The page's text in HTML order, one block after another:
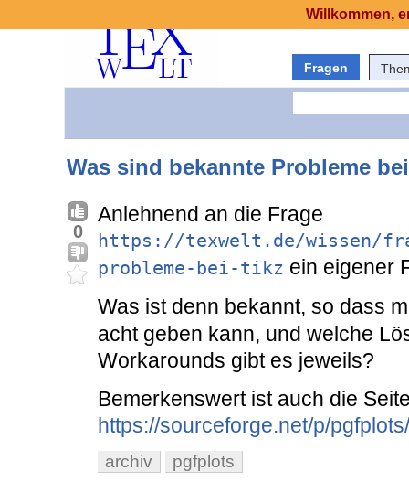
Fragen
Was sind bekannte Probleme
0
Anlehnend an die Frage
https://texwelt.de/wissen/
probleme-bei-tikz ein eigener
Was ist denn bekannt, so dass
acht geben kann, und welche
Workarounds gibt es jeweils?
Bemerkenswert ist auch die
https://sourceforge.net/p/
archiv pgfplots
Willkommen,